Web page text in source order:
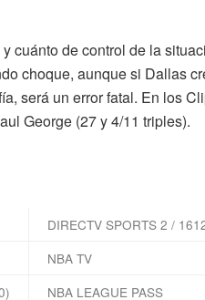
cuánto de control de la
choque, aunque si Dallas
será un error fatal. En los
George (27 y 4/11 triples).
DIRECTV SPORTS 2 /
NBA TV
NBA LEAGUE PASS